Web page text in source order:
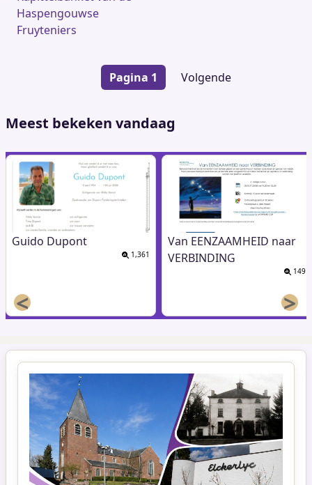
Haspengouwse
Fruyteniers
Pagina 1
Volgende
Volgende
Meest bekeken vandaag
Guido Dupont
1,361
Van EENZAAMHEID naar
VERBINDING
149
< >